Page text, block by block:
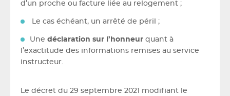
d’un proche ou facture liée au relogement ;
Le cas échéant, un arrêté de péril ;
Une déclaration sur l’honneur quant à
l’exactitude des informations remises au service
instructeur.
Le décret du 29 septembre 2021 modifiant le